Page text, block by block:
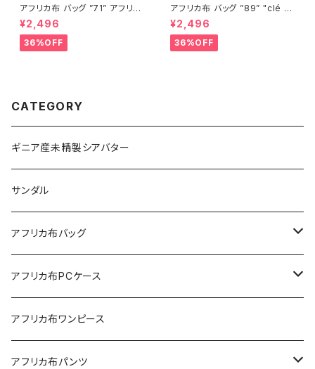
アフリカ布 バッグ ”71” アフリカ
ンプリント パーニュ カンガ キテ
ンゲ トートバッグ エコバッグ ギ
ニア フェアトレード INUWALIA
FRICA ②-2
¥2,496
36%OFF
アフリカ布 バッグ ”89” "clé "
アフリカンプリント パーニュ カ
ンガ キテンゲ トートバッグ エコ
バッグ ギニア フェアトレード IN
UWALIAFRICA
¥2,496
36%OFF
CATEGORY
ギニア産未精製シアバター
サンダル
アフリカ布バッグ
Sac shopping rond
Sac shopping carré
petit carré
アフリカ布PCケース
アフリカ布iPadケース
アフリカ布ワンピース
アフリカ布パンツ